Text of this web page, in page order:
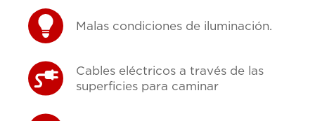
Malas condiciones de iluminación.
Cables eléctricos a través de las
superficies para caminar